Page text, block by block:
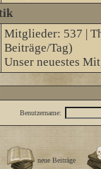
Mitglieder: 537 |
Beiträge/Tag)
Unser neuestes
Benutzername:
neue Beiträge